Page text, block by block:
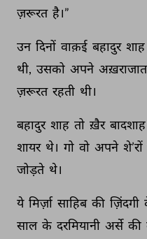
ज़रूरत है।”
उन दिनों वाक़ई बहादुर शाह
थी, उसको अपने अख़राजात
ज़रूरत रहती थी।
बहादुर शाह तो ख़ैर बादशाह
शायर थे। गो वो अपने शे’रों
जोड़ते थे।
ये मिर्ज़ा साहिब की ज़िंदगी
साल के दरमियानी अर्से की